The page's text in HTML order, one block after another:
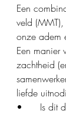
Een
veld
onze adem
Een manier
zachtheid
liefde
•	Is